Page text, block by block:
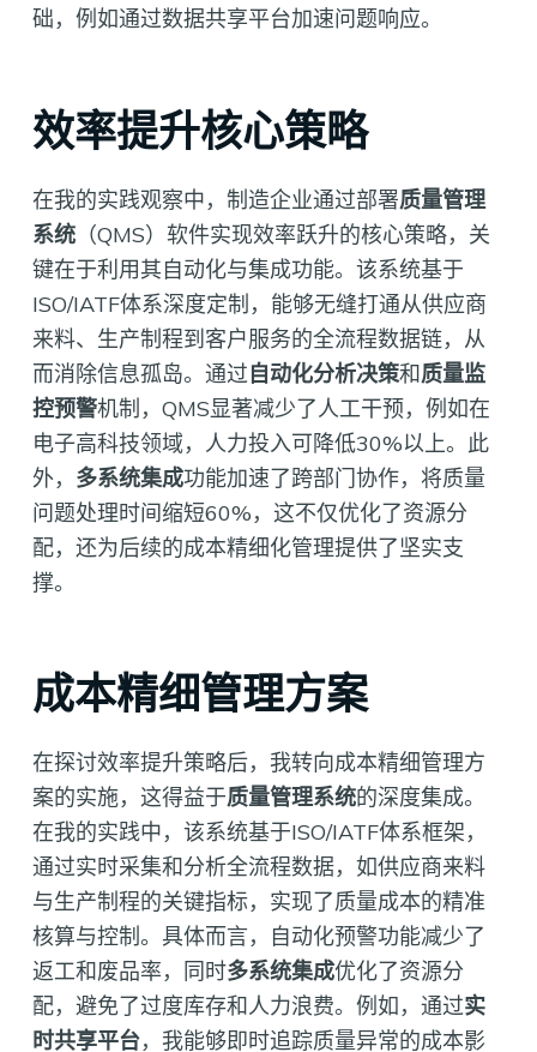
础，例如通过数据共享平台加速问题响应。
效率提升核心策略
在我的实践观察中，制造企业通过部署质量管理
系统（QMS）软件实现效率跃升的核心策略，关
键在于利用其自动化与集成功能。该系统基于
ISO/IATF体系深度定制，能够无缝打通从供应商
来料、生产制程到客户服务的全流程数据链，从
而消除信息孤岛。通过自动化分析决策和质量监
控预警机制，QMS显著减少了人工干预，例如在
电子高科技领域，人力投入可降低30%以上。此
外， 多系统集成功能加速了跨部门协作，将质量
问题处理时间缩短60%，这不仅优化了资源分
配，还为后续的成本精细化管理提供了坚实支
撑。
成本精细管理方案
在探讨效率提升策略后，我转向成本精细管理方
案的实施，这得益于质量管理系统的深度集成。
在我的实践中，该系统基于ISO/IATF体系框架，
通过实时采集和分析全流程数据，如供应商来料
与生产制程的关键指标，实现了质量成本的精准
核算与控制。具体而言，自动化预警功能减少了
返工和废品率，同时多系统集成优化了资源分
配，避免了过度库存和人力浪费。例如，通过实
时共享平台，我能够即时追踪质量异常的成本影